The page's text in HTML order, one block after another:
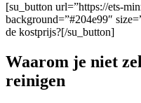
[su_button url=”https://ets-
background=”#204e99″
de kostprijs?[/su_button]
Waarom je niet
reinigen